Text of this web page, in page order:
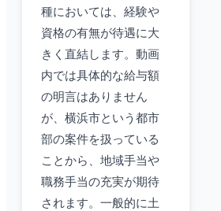
種においては、経験や
資格の有無が待遇に大
きく直結します。動画
内では具体的な給与額
の明言はありません
が、横浜市という都市
部の案件を扱っている
ことから、地域手当や
職務手当の充実が期待
されます。一般的に土